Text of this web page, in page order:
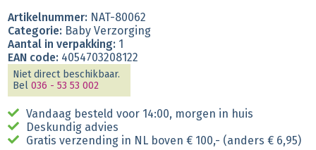
Artikelnummer: NAT-80062
Categorie: Baby Verzorging
Aantal in verpakking: 1
EAN code: 4054703208122
Niet direct beschikbaar.
Bel 036 - 53 53 002
Vandaag besteld voor 14:00, morgen in huis
Deskundig advies
Gratis verzending in NL boven € 100,- (anders € 6,95)